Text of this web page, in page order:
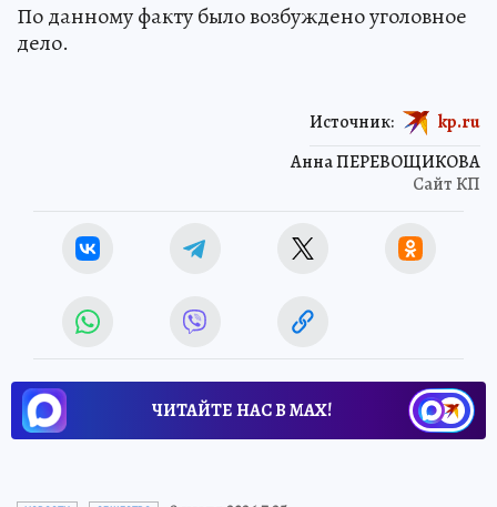
По данному факту было возбуждено уголовное
дело.
Анна ПЕРЕВОЩИКОВА
Сайт КП
Источник: kp.ru
ЧИТАЙТЕ НАС В МАХ!